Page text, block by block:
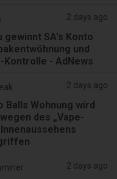
2 days ago
gewinnt SA's Konto
und
Kontrolle - AdNews
2 days ago
Balls Wohnung wird
des „Vape-
2 days ago